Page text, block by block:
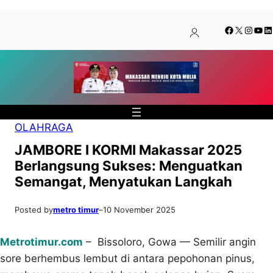
konten
content
Facebook
X
OLAHRAGA
JAMBORE I KORMI Makassar 2025
Berlangsung Sukses: Menguatkan
Semangat, Menyatukan Langkah
Posted bymetro timur–10 November 2025
Metrotimur.com – Bissoloro, Gowa — Semilir angin
sore berhembus lembut di antara pepohonan pinus,